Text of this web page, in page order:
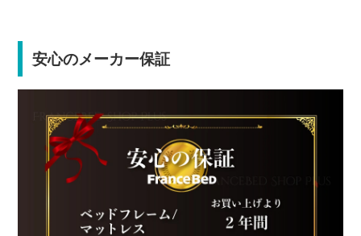
安心のメーカー保証